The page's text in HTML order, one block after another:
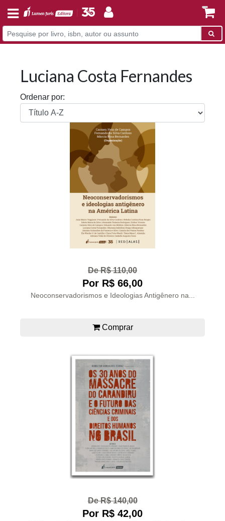
Luciana Costa Fernandes
Ordenar por:
De R$ 110,00
Por R$ 66,00
Neoconservadorismos e Ideologias Antigênero na...
Comprar
De R$ 140,00
Por R$ 42,00